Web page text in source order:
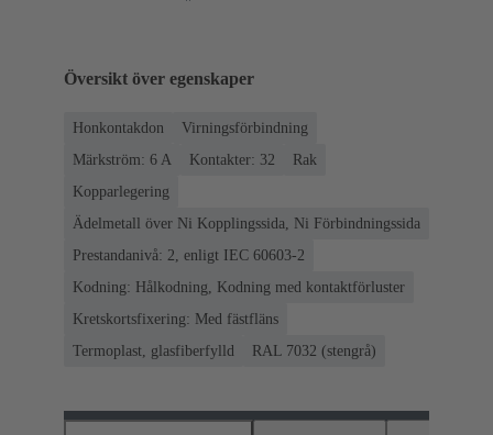
Översikt över egenskaper
Honkontakdon
Virningsförbindning
Märkström: ‌6 A
Kontakter: 32
Rak
Kopparlegering
Ädelmetall över Ni Kopplingssida, Ni Förbindningssida
Prestandanivå: 2, enligt IEC 60603-2
Kodning: Hålkodning, Kodning med kontaktförluster
Kretskortsfixering: Med fästfläns
Termoplast, glasfiberfylld
RAL 7032 (stengrå)